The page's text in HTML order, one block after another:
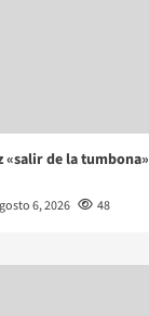
«salir de la
6, 2026 48